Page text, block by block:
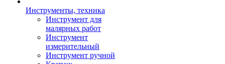
Инструменты, техника
Инструмент для
малярных работ
Инструмент
измерительный
Инструмент ручной